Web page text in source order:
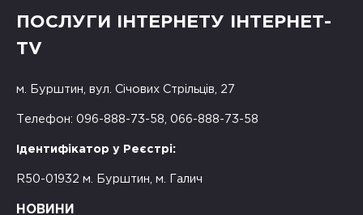
ПОСЛУГИ ІНТЕРНЕТУ ІНТЕРНЕТ-
TV
м. Бурштин, вул. Січових Стрільців, 27
Телефон: 096-888-73-58, 066-888-73-58
Ідентифікатор у Реєстрі:
R50-01932 м. Бурштин, м. Галич
НОВИНИ